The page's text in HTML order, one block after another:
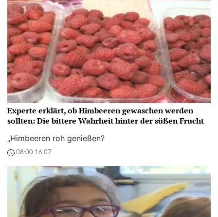
Experte erklärt, ob Himbeeren gewaschen werden
sollten: Die bittere Wahrheit hinter der süßen Frucht
„Himbeeren roh genießen?
08:00 16.07